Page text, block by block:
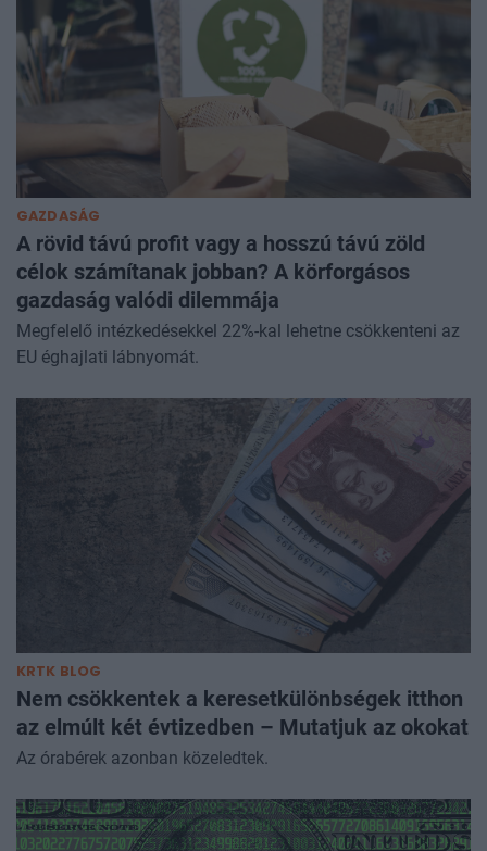
GAZDASÁG
A rövid távú profit vagy a hosszú távú zöld
célok számítanak jobban? A körforgásos
gazdaság valódi dilemmája
Megfelelő intézkedésekkel 22%-kal lehetne csökkenteni az
EU éghajlati lábnyomát.
KRTK BLOG
Nem csökkentek a keresetkülönbségek itthon
az elmúlt két évtizedben – Mutatjuk az okokat
Az órabérek azonban közeledtek.